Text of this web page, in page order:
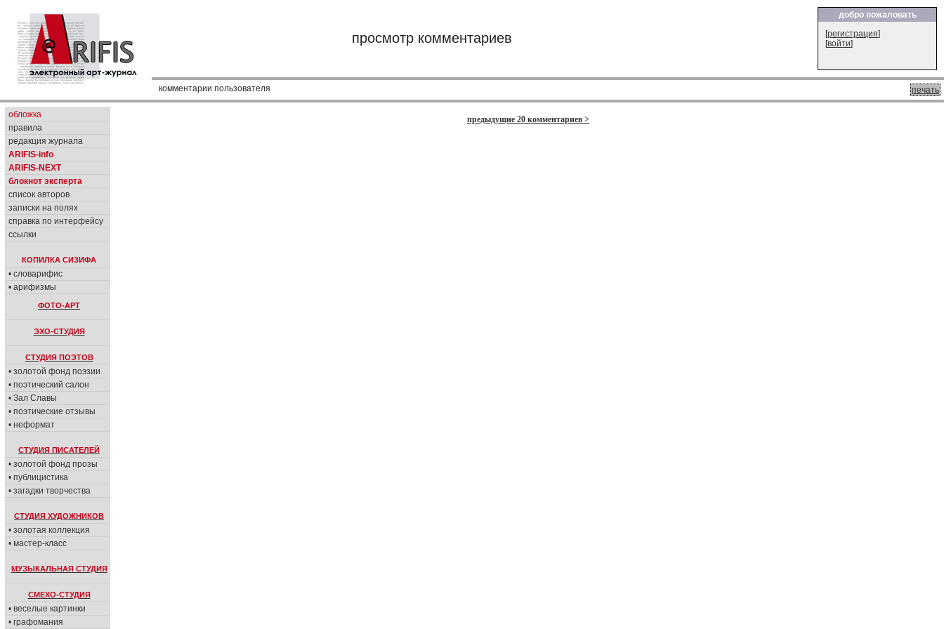
просмотр комментариев
добро пожаловать
[регистрация]
[войти]
печать
комментарии пользователя
обложка
правила
редакция журнала
ARIFIS-info
ARIFIS-NEXT
блокнот эксперта
список авторов
записки на полях
справка по интерфейсу
ссылки
КОПИЛКА СИЗИФА
• словарифис
• арифизмы
ФОТО-АРТ
ЭХО-СТУДИЯ
СТУДИЯ ПОЭТОВ
• золотой фонд поэзии
• поэтический салон
• Зал Славы
• поэтические отзывы
• неформат
СТУДИЯ ПИСАТЕЛЕЙ
• золотой фонд прозы
• публицистика
• загадки творчества
СТУДИЯ ХУДОЖНИКОВ
• золотая коллекция
• мастер-класс
МУЗЫКАЛЬНАЯ СТУДИЯ
СМЕХО-СТУДИЯ
• веселые картинки
• графомания
предыдущие 20 комментариев >